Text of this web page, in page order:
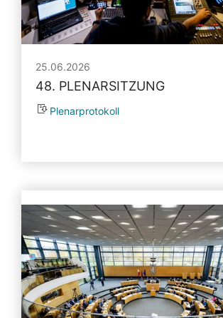
25.06.2026
48. PLENARSITZUNG
Plenarprotokoll